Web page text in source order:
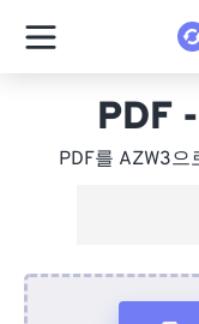
PDF
PDF를 AZW3